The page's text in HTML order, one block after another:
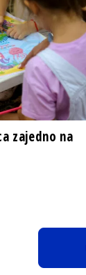
zajedno na